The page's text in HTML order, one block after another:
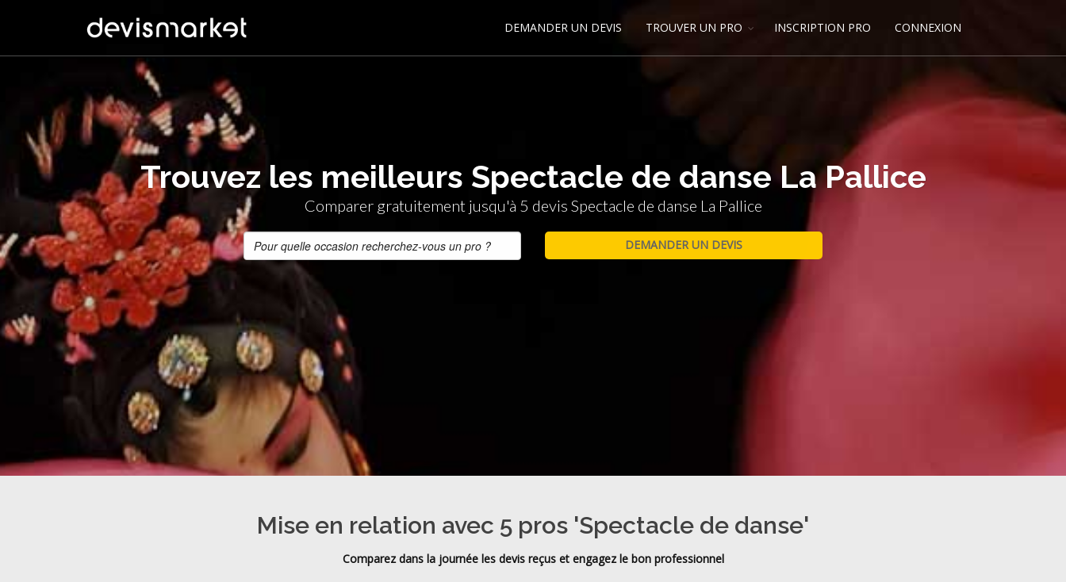
DEMANDER UN DEVIS TROUVER UN PRO INSCRIPTION PRO CONNEXION
Trouvez les meilleurs Spectacle de danse La Pallice
Comparer gratuitement jusqu'à 5 devis Spectacle de danse La Pallice
Mise en relation avec 5 pros 'Spectacle de danse'
Comparez dans la journée les devis reçus et engagez le bon professionnel